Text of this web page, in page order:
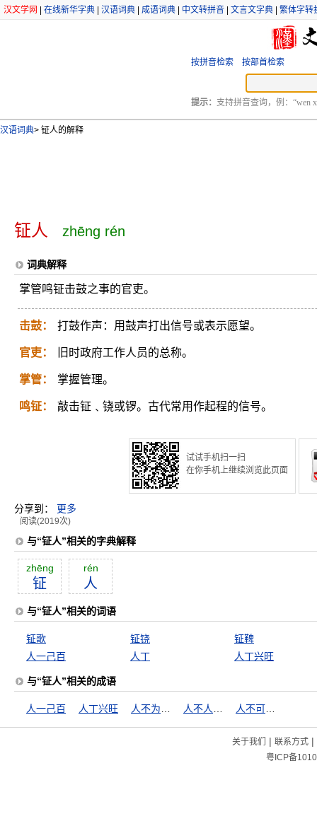
汉文学网 在线新华字典 汉语词典 成语词典 中文转拼音 文言文字典 繁体字转
按拼音检索 按部首检索
提示： 支持拼音查询，例：“wen
汉语词典> 钲人的解释
钲人 zhēng rén
词典解释
掌管鸣钲击鼓之事的官吏。
击鼓： 打鼓作声：用鼓声打出信号或表示愿望。
官吏： 旧时政府工作人员的总称。
掌管： 掌握管理。
鸣钲： 敲击钲﹑铙或锣。古代常用作起程的信号。
试试手机扫一扫
在你手机上继续浏览此页面
分享到： 更多
阅读(2019次)
与“钲人”相关的字典解释
zhēng
钲
rén
人
与“钲人”相关的词语
钲歌 钲铙
钲鞞
人一己百
人丁 人丁兴旺
与“钲人”相关的成语
人一己百 人丁兴旺
关于我们 | 联系方式|
粤ICP备